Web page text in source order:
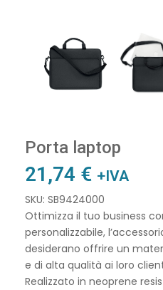
Porta laptop
21,74 € +IVA
SKU: SB9424000
Ottimizza il tuo business
personalizzabile,
desiderano offrire un
e di alta qualità ai loro
Realizzato in neoprene